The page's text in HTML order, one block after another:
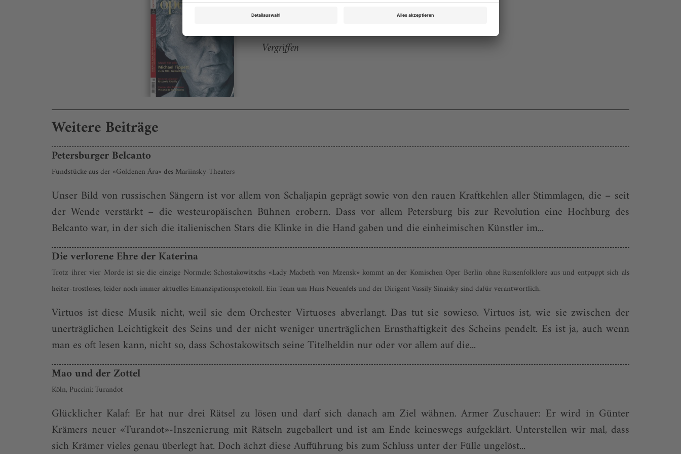
Rubrik: Magazin, Seite 24
von Claus Ambrosius
Vergriffen
Weitere Beiträge
Petersburger Belcanto
Fundstücke aus der «Goldenen Ära» des Mariinsky-Theaters
Unser Bild von russischen Sängern ist vor allem von Schaljapin geprägt sowie von den rauen Kraftkehlen aller Stimmlagen, die – seit
der Wende verstärkt – die westeuropä­ischen Bühnen erobern. Dass vor allem Petersburg bis zur Revolution eine Hochburg des
Belcanto war, in der sich die italienischen Stars die Klinke in die Hand gaben und die einheimischen Künstler im...
Die verlorene Ehre der Katerina
Trotz ihrer vier Morde ist sie die einzige Normale: Schostakowitschs «Lady Macbeth von Mzensk» kommt an der Komischen Oper Berlin ohne Russenfolklore aus und entpuppt sich als
heiter-trostloses, leider noch immer aktuelles Emanzipationsprotokoll. Ein Team um Hans Neuenfels und der Dirigent Vassily Sinaisky sind dafür verantwortlich.
Virtuos ist diese Musik nicht, weil sie dem Orchester Virtuoses abverlangt. Das tut sie sowieso. Virtuos ist, wie sie zwischen der
unerträg­lichen Leichtigkeit des Seins und der nicht weniger unerträglichen Ernsthaftigkeit des Scheins pendelt. Es ist ja, auch wenn
man es oft lesen kann, nicht so, dass Schostakowitsch seine Titelheldin nur oder vor allem auf die...
Mao und der Zottel
Köln, Puccini: Turandot
Glücklicher Kalaf: Er hat nur drei Rätsel zu lösen und darf sich danach am Ziel wähnen. Armer Zuschauer: Er wird in Günter
Krämers neuer «Turandot»-Inszenierung mit Rätseln zugeballert und ist am Ende keineswegs aufgeklärt. Unterstellen wir mal, dass
sich Krämer vieles genau überlegt hat. Doch ächzt diese Aufführung bis zum Schluss unter der Fülle ungelöst...